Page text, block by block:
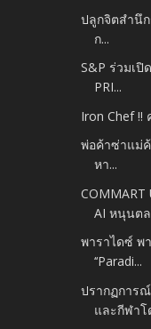
ปลูกจิตสำนึก
ก...
S&P ร่วมเปิ
PRI...
Iron Chef !!
พ่อค้าซ่าแม่
หา...
COMMART
AI หนุนตล
พาราไดซ์ พ
‘‘Paradi...
ปรากฏการณ์
และกีฬาโ